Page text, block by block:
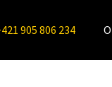
905 806 234